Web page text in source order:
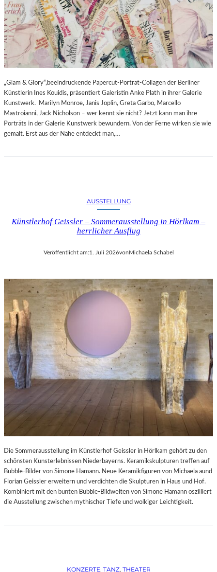
„Glam & Glory“,beeindruckende Papercut-Porträt-Collagen der Berliner
Künstlerin Ines Kouidis, präsentiert Galeristin Anke Plath in ihrer Galerie
Kunstwerk. Marilyn Monroe, Janis Joplin, Greta Garbo, Marcello
Mastroianni, Jack Nicholson – wer kennt sie nicht? Jetzt kann man ihre
Porträts in der Galerie Kunstwerk bewundern. Von der Ferne wirken sie wie
gemalt. Erst aus der Nähe entdeckt man,…
AUSSTELLUNG
Künstlerhof Geissler – Sommerausstellung in Hörlkam –
herrlicher Ausflug
Veröffentlicht am:1. Juli 2026vonMichaela Schabel
Die Sommerausstellung im Künstlerhof Geissler in Hörlkam gehört zu den
schönsten Kunsterlebnissen Niederbayerns. Keramikskulpturen treffen auf
Bubble-Bilder von Simone Hamann. Neue Keramikfiguren von Michaela aund
Florian Geissler erweitern und verdichten die Skulpturen in Haus und Hof.
Kombiniert mit den bunten Bubble-Bildwelten von Simone Hamann oszilliert
die Ausstellung zwischen mythischer Tiefe und wolkiger Leichtigkeit.
KONZERTE, TANZ, THEATER